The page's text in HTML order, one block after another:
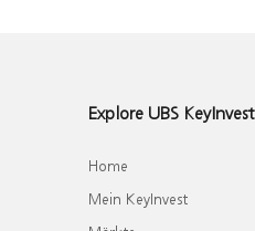
Explore UBS KeyInvest
Home
Mein KeyInvest